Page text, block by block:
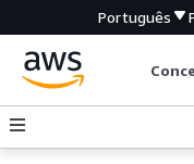
Português